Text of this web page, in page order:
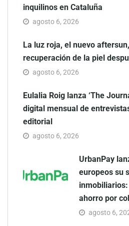
inquilinos en Cataluña
agosto 6, 2026
La luz roja, el nuevo
recuperación de la piel
agosto 6, 2026
Eulalia Roig lanza ‘The
digital mensual de
editorial
agosto 6, 2026
UrbanPay
europeos su
ahorro por
agosto 6,